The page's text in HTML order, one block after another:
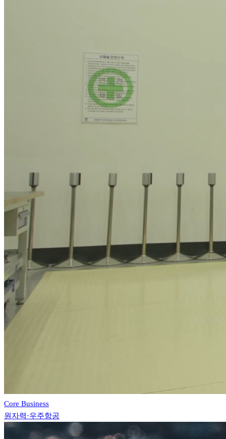
Core Business
원자력·우주항공